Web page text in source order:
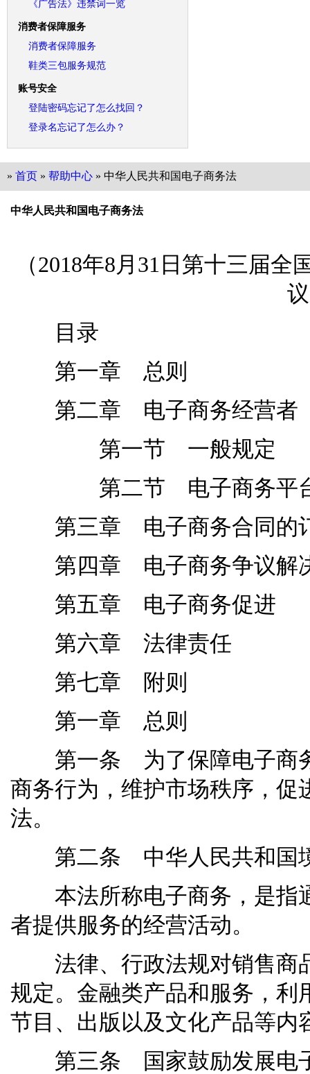
《广告法》违禁词一览
消费者保障服务
消费者保障服务
鞋类三包服务规范
账号安全
登陆密码忘记了怎么找回？
登录名忘记了怎么办？
» 首页 » 帮助中心 » 中华人民共和国电子商务法
中华人民共和国电子商务法
（2018年8月 31 日第十三届全
目录
第一章 总则
第二章 电子商务经营者
第一节 一般规定
第二节 电子商务平台
第三章 电子商务合同的
第四章 电子商务争议解
第五章 电子商务促进
第六章 法律责任
第七章 附则
第一章 总则
第一条 为了保障电子商务
商务行为，维护市场秩序，促
法。
第二条 中华人民共和国境
本法所称电子商务，是指
者提供服务的经营活动。
法律、行政法规对销售商
规定。金融类产品和服务，利
节目、出版以及文化产品等内
第三条 国家鼓励发展电子